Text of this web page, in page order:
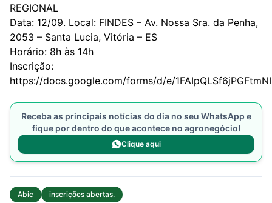
REGIONAL
Data: 12/09. Local: FINDES – Av. Nossa Sra. da Penha,
2053 – Santa Lucia, Vitória – ES
Horário: 8h às 14h
Inscrição:
https://docs.google.com/forms/d/e/
Receba as principais notícias do dia no seu WhatsApp e
fique por dentro do que acontece no agronegócio!
Clique aqui
Abic inscrições abertas.